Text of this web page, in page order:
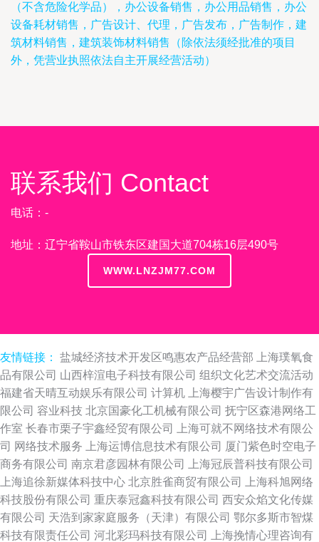
（不含危险化学品），办公设备销售，办公用品销售，办公
设备耗材销售，广告设计、代理，广告发布，广告制作，建
筑材料销售，建筑装饰材料销售（除依法须经批准的项目
外，凭营业执照依法自主开展经营活动）
联系我们 Contact
电话：-
地址：辽宁省鞍山市铁东区建国大道704栋16层490号
WWW.LNZJM77.COM
友情链接： 盐城经济技术开发区鸣惠农产品经营部
上海璞氧食
品有限公司 山西梓渲电子科技有限公司 组织文化艺术交流活动
福建省天晴互动娱乐有限公司 计算机
上海樱宇广告设计制作有
限公司 容业科技 北京国豪化工机械有限公司 抚宁区森港网络工
作室 长春市栗子宇鑫经贸有限公司
上海可就不网络技术有限公
司 网络技术服务 上海运博信息技术有限公司 厦门紫色时空电子
商务有限公司 南京君彦园林有限公司
上海冠辰普科技有限公司
上海追徐新媒体科技中心 北京胜雀商贸有限公司
上海科旭网络
科技股份有限公司 重庆泰冠鑫科技有限公司 西安众焰文化传媒
有限公司 天浩到家家庭服务（天津）有限公司 鄂尔多斯市智煤
科技有限责任公司 河北彩玛科技有限公司
上海挽情心理咨询有